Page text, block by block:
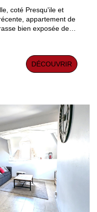
coté Presqu'ile et
appartement de
bien exposée de
2 chambres, salle
couverte. Mérite une visiteDÉCOUVRIR